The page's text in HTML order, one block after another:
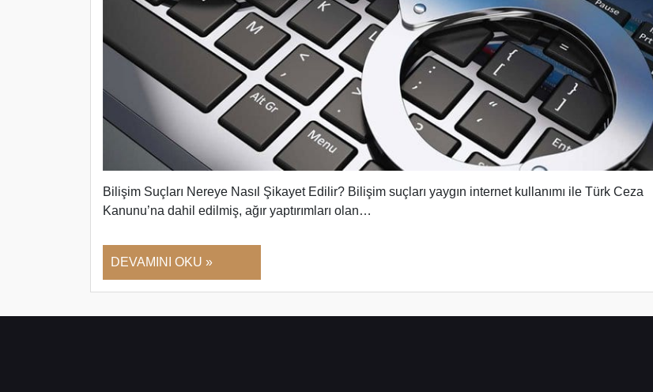
Bilişim Suçları Nereye Nasıl Şikayet Edilir? Bilişim suçları yaygın internet kullanımı ile Türk Ceza
Kanunu’na dahil edilmiş, ağır yaptırımları olan…
DEVAMINI OKU »